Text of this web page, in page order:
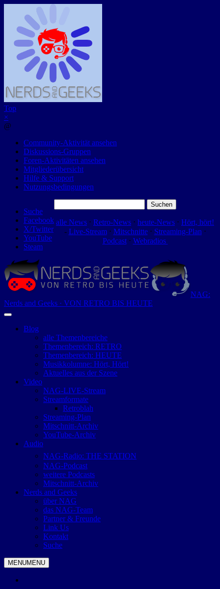
Top
×
@
Community-Aktivität ansehen
Diskussions-Gruppen
Foren-Aktivitäten ansehen
Mitgliederübersicht
Hilfe & Support
Nutzungsbedingungen
Suche
Facebook
X/Twitter
YouTube
Steam
nach:
alle News ⋅ Retro-News ⋅ heute-News ⋅ Hört, hört!
- Live-Stream⋅ Mitschnitte⋅ Streaming-Plan ⋅
Podcast⋅ Webradios
NAG:
Nerds and Geeks · VON RETRO BIS HEUTE
Blog
alle Themenbereiche
Themenbereich: RETRO
Themenbereich: HEUTE
Musikkolumne: Hört, Hört!
Aktuelles aus der Szene
Video
NAG-LIVE-Stream
Streamformate
Retroblah
Streaming-Plan
Mitschnitt-Archiv
YouTube-Archiv
Audio
NAG-Radio: THE STATION
NAG-Podcast
weitere Podcasts
Mitschnitt-Archiv
Nerds and Geeks
über NAG
das NAG-Team
Partner & Freunde
Link Us
Kontakt
Suche
MENUMENU